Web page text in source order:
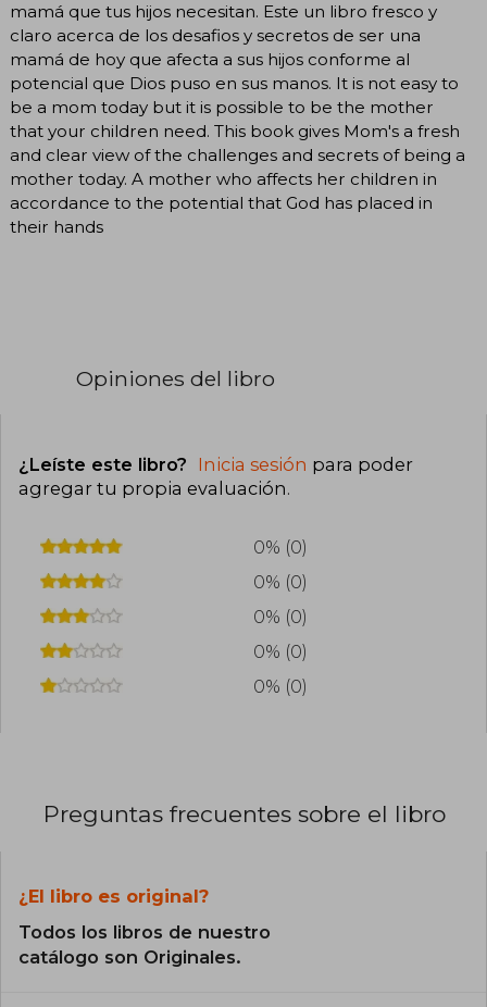
mamá que tus hijos necesitan. Este un libro fresco y
claro acerca de los desafios y secretos de ser una
mamá de hoy que afecta a sus hijos conforme al
potencial que Dios puso en sus manos. It is not easy to
be a mom today but it is possible to be the mother
that your children need. This book gives Mom's a fresh
and clear view of the challenges and secrets of being a
mother today. A mother who affects her children in
accordance to the potential that God has placed in
their hands
Opiniones del libro
¿Leíste este libro? Inicia sesión para poder
agregar tu propia evaluación.
0% (0)
0% (0)
0% (0)
0% (0)
0% (0)
Preguntas frecuentes sobre el libro
¿El libro es original?
Todos los libros de nuestro
catálogo son Originales.